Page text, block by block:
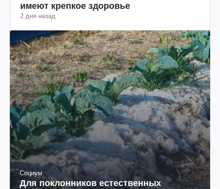
имеют крепкое здоровье
2 дня назад
Социум
Для поклонников естественных